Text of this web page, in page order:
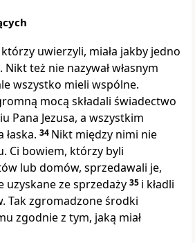
którzy uwierzyli, miała jakby jedno
też nie nazywał własnym
wszystko mieli wspólne.
mocą składali świadectwo
Pana Jezusa, a wszystkim
łaska. 34 Nikt między nimi nie
Ci bowiem, którzy byli
lub domów, sprzedawali je,
uzyskane ze sprzedaży 35 i kładli
Tak zgromadzone środki
zgodnie z tym, jaką miał